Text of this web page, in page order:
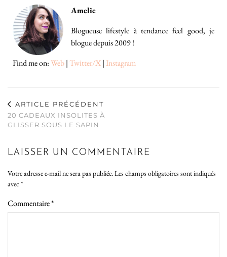
Amelie
Blogueuse lifestyle à tendance feel good, je
blogue depuis 2009 !
Find me on:Web|Twitter/X| Instagram
ARTICLE PRÉCÉDENT
20 CADEAUX INSOLITES À
GLISSER SOUS LE SAPIN
LAISSER UN COMMENTAIRE
Votre adresse e-mail ne sera pas publiée.Les champs obligatoires sont indiqués
avec *
Commentaire*